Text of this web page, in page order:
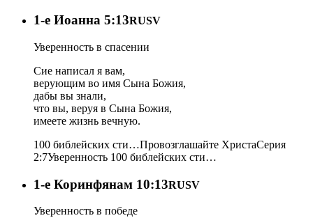
1-e Иоанна 5:13RUSV
Уверенность в спасении
Сие написал я вам,
верующим во имя Сына Божия,
дабы вы знали,
что вы, веруя в Сына Божия,
имеете жизнь вечную.
100 библейских сти…Провозглашайте ХристаСерия
2:7Уверенность 100 библейских сти…
1-e Коринфянам 10:13RUSV
Уверенность в победе